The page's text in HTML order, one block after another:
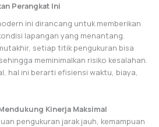
Perangkat Ini
ini dirancang untuk memberikan
lapangan yang menantang.
setiap titik pengukuran bisa
meminimalkan risiko kesalahan.
hal ini berarti efisiensi waktu, biaya,
Kinerja Maksimal
pengukuran jarak jauh, kemampuan